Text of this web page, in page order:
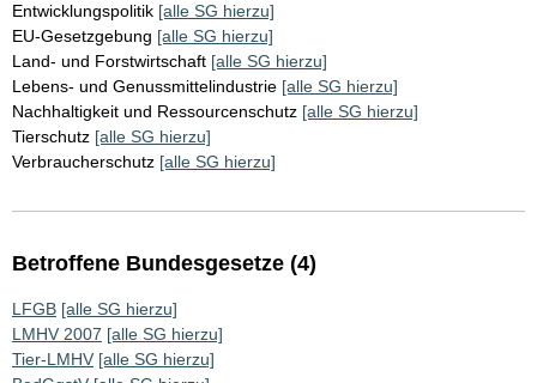
Entwicklungspolitik [alle SG hierzu]
EU-Gesetzgebung [alle SG hierzu]
Land- und Forstwirtschaft [alle SG hierzu]
Lebens- und Genussmittelindustrie [alle SG hierzu]
Nachhaltigkeit und Ressourcenschutz [alle SG hierzu]
Tierschutz [alle SG hierzu]
Verbraucherschutz [alle SG hierzu]
Betroffene Bundesgesetze (4)
LFGB [alle SG hierzu]
LMHV 2007 [alle SG hierzu]
Tier-LMHV [alle SG hierzu]